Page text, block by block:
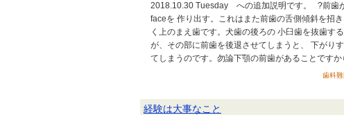
2018.10.30 Tuesday への追加説明です。 ?前歯
faceを 作り出す。これはまた前歯の舌側傾斜を招
く上のまえ歯です。犬歯の後ろの 小臼歯を抜歯す
が、その部に前歯を後退させてしまうと、 下がり
てしまうのです。勿論下顎の前歯があることです
歯科
経験は大事なこと